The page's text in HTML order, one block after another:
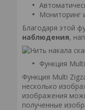
Мониторинг
Благодаря этой
наблюдения,
Функция
Функция Multi
несколько
изображения
полученные